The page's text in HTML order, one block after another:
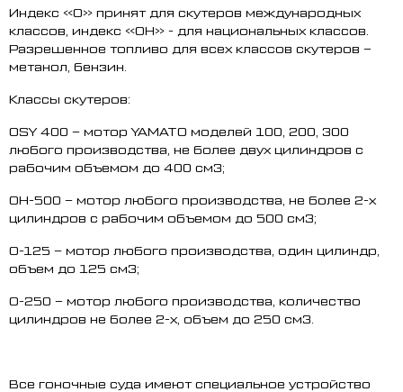
Индекс «О» принят для скутеров международных
классов, индекс «ОН» - для национальных классов.
Разрешенное топливо для всех классов скутеров –
метанол, бензин.
Классы скутеров:
OSY 400 – мотор YAMATO моделей 100, 200, 300
любого производства, не более двух цилиндров с
рабочим объемом до 400 см3;
ОН-500 – мотор любого производства, не более 2-х
цилиндров с рабочим объемом до 500 см3;
О-125 – мотор любого производства, один цилиндр,
объем до 125 см3;
О-250 – мотор любого производства, количество
цилиндров не более 2-х, объем до 250 см3.
Все гоночные суда имеют специальное устройство